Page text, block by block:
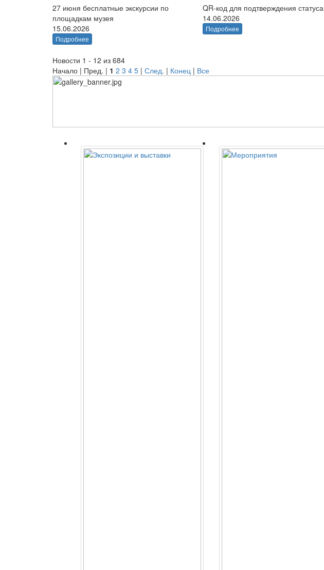
27 июня бесплатные экскурсии по
площадкам музея
15.06.2026
Подробнее
QR-код для подтверждения статуса
14.06.2026
Подробнее
Новости 1 - 12 из 684
Начало | Пред. | 1 2 3 4 5 | След. | Конец | Все